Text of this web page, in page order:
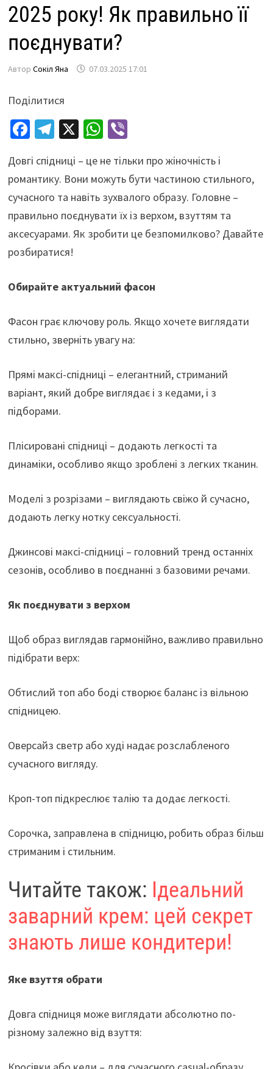
2025 року! Як правильно її
поєднувати?
Автор Сокіл Яна 07.03.2025 17:01
Поділитися
Fa
b
o
o
k
Te
gr
a
m
X W
at
sA
p
p
Vi
er
Довгі спідниці – це не тільки про жіночність і
романтику. Вони можуть бути частиною стильного,
сучасного та навіть зухвалого образу. Головне –
правильно поєднувати їх із верхом, взуттям та
аксесуарами. Як зробити це безпомилково? Давайте
розбиратися!
Обирайте актуальний фасон
Фасон грає ключову роль. Якщо хочете виглядати
стильно, зверніть увагу на:
Прямі максі-спідниці – елегантний, стриманий
варіант, який добре виглядає і з кедами, і з
підборами.
Плісировані спідниці – додають легкості та
динаміки, особливо якщо зроблені з легких тканин.
Моделі з розрізами – виглядають свіжо й сучасно,
додають легку нотку сексуальності.
Джинсові максі-спідниці – головний тренд останніх
сезонів, особливо в поєднанні з базовими речами.
Як поєднувати з верхом
Щоб образ виглядав гармонійно, важливо правильно
підібрати верх:
Обтислий топ або боді створює баланс із вільною
спідницею.
Оверсайз светр або худі надає розслабленого
сучасного вигляду.
Кроп-топ підкреслює талію та додає легкості.
Сорочка, заправлена в спідницю, робить образ більш
стриманим і стильним.
Читайте також: Ідеальний
заварний крем: цей секрет
знають лише кондитери!
Яке взуття обрати
Довга спідниця може виглядати абсолютно по-
різному залежно від взуття: